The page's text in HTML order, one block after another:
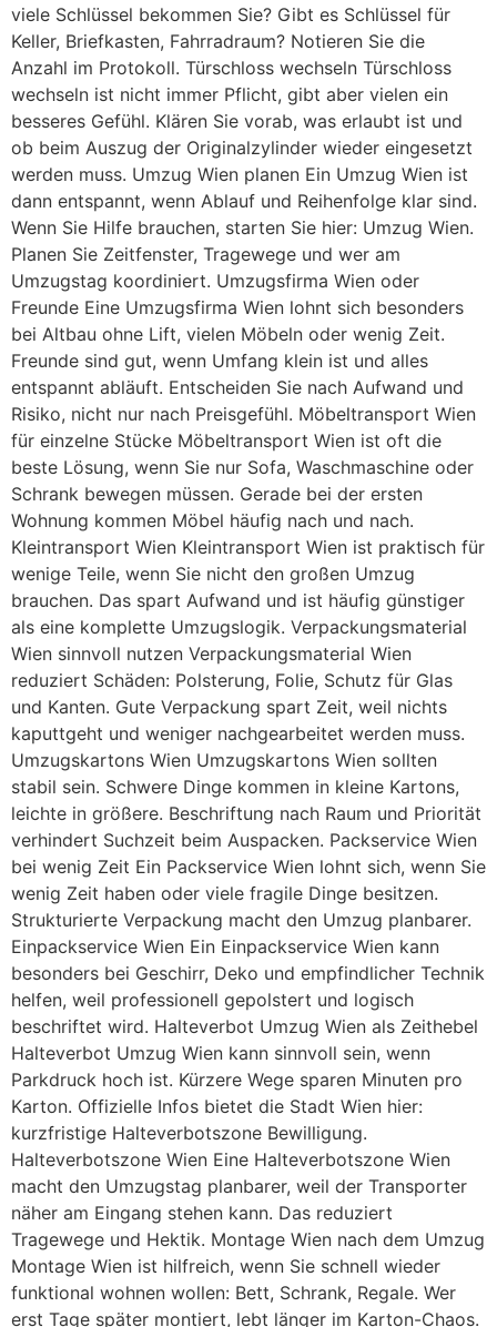
viele Schlüssel bekommen Sie? Gibt es Schlüssel für
Keller, Briefkasten, Fahrradraum? Notieren Sie die
Anzahl im Protokoll. Türschloss wechseln Türschloss
wechseln ist nicht immer Pflicht, gibt aber vielen ein
besseres Gefühl. Klären Sie vorab, was erlaubt ist und
ob beim Auszug der Originalzylinder wieder eingesetzt
werden muss. Umzug Wien planen Ein Umzug Wien ist
dann entspannt, wenn Ablauf und Reihenfolge klar sind.
Wenn Sie Hilfe brauchen, starten Sie hier: Umzug Wien.
Planen Sie Zeitfenster, Tragewege und wer am
Umzugstag koordiniert. Umzugsfirma Wien oder
Freunde Eine Umzugsfirma Wien lohnt sich besonders
bei Altbau ohne Lift, vielen Möbeln oder wenig Zeit.
Freunde sind gut, wenn Umfang klein ist und alles
entspannt abläuft. Entscheiden Sie nach Aufwand und
Risiko, nicht nur nach Preisgefühl. Möbeltransport Wien
für einzelne Stücke Möbeltransport Wien ist oft die
beste Lösung, wenn Sie nur Sofa, Waschmaschine oder
Schrank bewegen müssen. Gerade bei der ersten
Wohnung kommen Möbel häufig nach und nach.
Kleintransport Wien Kleintransport Wien ist praktisch für
wenige Teile, wenn Sie nicht den großen Umzug
brauchen. Das spart Aufwand und ist häufig günstiger
als eine komplette Umzugslogik. Verpackungsmaterial
Wien sinnvoll nutzen Verpackungsmaterial Wien
reduziert Schäden: Polsterung, Folie, Schutz für Glas
und Kanten. Gute Verpackung spart Zeit, weil nichts
kaputtgeht und weniger nachgearbeitet werden muss.
Umzugskartons Wien Umzugskartons Wien sollten
stabil sein. Schwere Dinge kommen in kleine Kartons,
leichte in größere. Beschriftung nach Raum und Priorität
verhindert Suchzeit beim Auspacken. Packservice Wien
bei wenig Zeit Ein Packservice Wien lohnt sich, wenn Sie
wenig Zeit haben oder viele fragile Dinge besitzen.
Strukturierte Verpackung macht den Umzug planbarer.
Einpackservice Wien Ein Einpackservice Wien kann
besonders bei Geschirr, Deko und empfindlicher Technik
helfen, weil professionell gepolstert und logisch
beschriftet wird. Halteverbot Umzug Wien als Zeithebel
Halteverbot Umzug Wien kann sinnvoll sein, wenn
Parkdruck hoch ist. Kürzere Wege sparen Minuten pro
Karton. Offizielle Infos bietet die Stadt Wien hier:
kurzfristige Halteverbotszone Bewilligung.
Halteverbotszone Wien Eine Halteverbotszone Wien
macht den Umzugstag planbarer, weil der Transporter
näher am Eingang stehen kann. Das reduziert
Tragewege und Hektik. Montage Wien nach dem Umzug
Montage Wien ist hilfreich, wenn Sie schnell wieder
funktional wohnen wollen: Bett, Schrank, Regale. Wer
erst Tage später montiert, lebt länger im Karton-Chaos.